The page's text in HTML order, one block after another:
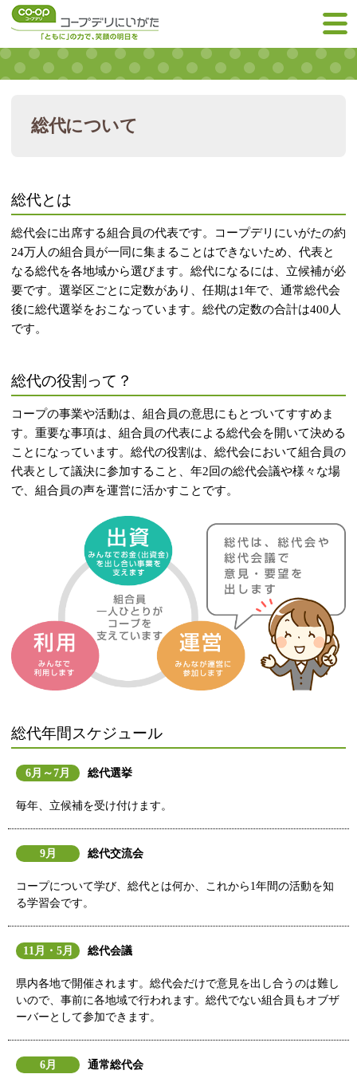
総代について
総代とは
総代会に出席する組合員の代表です。コープデリにいがたの約
24万人の組合員が一同に集まることはできないため、代表と
なる総代を各地域から選びます。総代になるには、立候補が必
要です。選挙区ごとに定数があり、任期は1年で、通常総代会
後に総代選挙をおこなっています。総代の定数の合計は400人
です。
総代の役割って？
コープの事業や活動は、組合員の意思にもとづいてすすめま
す。重要な事項は、組合員の代表による総代会を開いて決める
ことになっています。総代の役割は、総代会において組合員の
代表として議決に参加すること、年2回の総代会議や様々な場
で、組合員の声を運営に活かすことです。
総代年間スケジュール
6月～7月 総代選挙
毎年、立候補を受け付けます。
9月 総代交流会
コープについて学び、総代とは何か、これから1年間の活動を知
る学習会です。
11月・5月 総代会議
県内各地で開催されます。総代会だけで意見を出し合うのは難し
いので、事前に各地域で行われます。総代でない組合員もオブザ
ーバーとして参加できます。
6月 通常総代会